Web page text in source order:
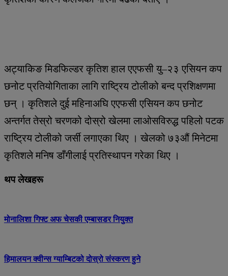
अट्याकिङ मिडफिल्डर कृतिश हाल एएफसी यु–२३ एसियन कप
छनोट प्रतियोगिताका लागि राष्ट्रिय टोलीको बन्द प्रशिक्षणमा
छन् । कृतिशले दुई महिनाअघि एएफसी एसियन कप छनोट
अन्तर्गत तेस्रो चरणको दोस्रो खेलमा लाओसविरुद्ध पहिलो पटक
राष्ट्रिय टोलीको जर्सी लगाएका थिए । खेलको ७३औं मिनेटमा
कृतिशले मनिष डाँगीलाई प्रतिस्थापन गरेका थिए ।
थप लेखहरू
मोनालिशा गिफ्ट अफ चेसकी एम्बासडर नियुक्त
हिमालयन क्वीन्स ग्याम्बिटको दोस्रो संस्करण हुने